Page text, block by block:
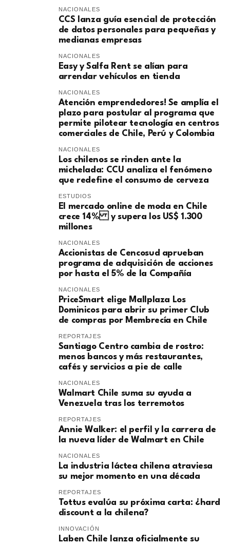
NACIONALES
CCS lanza guía esencial de protección
de datos personales para pequeñas y
medianas empresas
NACIONALES
Easy y Salfa Rent se alían para
arrendar vehículos en tienda
NACIONALES
Atención emprendedores! Se amplía el
plazo para postular al programa que
permite pilotear tecnología en centros
comerciales de Chile, Perú y Colombia
NACIONALES
Los chilenos se rinden ante la
michelada: CCU analiza el fenómeno
que redefine el consumo de cerveza
ESTUDIOS
El mercado online de moda en Chile
crece 14% y supera los US$ 1.300
millones
NACIONALES
Accionistas de Cencosud aprueban
programa de adquisición de acciones
por hasta el 5% de la Compañía
NACIONALES
PriceSmart elige Mallplaza Los
Dominicos para abrir su primer Club
de compras por Membrecía en Chile
REPORTAJES
Santiago Centro cambia de rostro:
menos bancos y más restaurantes,
cafés y servicios a pie de calle
NACIONALES
Walmart Chile suma su ayuda a
Venezuela tras los terremotos
REPORTAJES
Annie Walker: el perfil y la carrera de
la nueva líder de Walmart en Chile
NACIONALES
La industria láctea chilena atraviesa
su mejor momento en una década
REPORTAJES
Tottus evalúa su próxima carta: ¿hard
discount a la chilena?
INNOVACIÓN
Laben Chile lanza oficialmente su